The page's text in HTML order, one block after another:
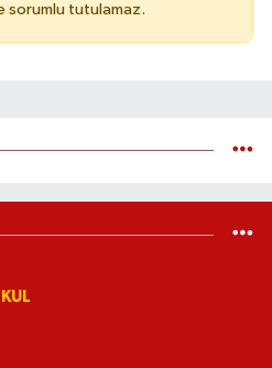
sorumlu tutulamaz.